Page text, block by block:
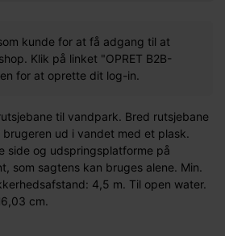
kunde for at få adgang til at
Klik på linket "OPRET B2B-
for at oprette dit log-in.
til vandpark. Bred rutsjebane
brugeren ud i vandet med et plask.
side og udspringsplatforme på
som sagtens kan bruges alene. Min.
4,5 m. Til open water.
cm.